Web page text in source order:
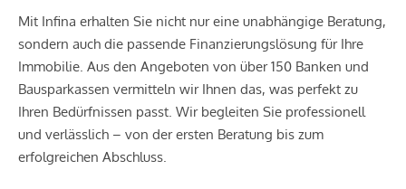
Mit Infina erhalten Sie nicht nur eine unabhängige Beratung,
sondern auch die passende Finanzierungslösung für Ihre
Immobilie. Aus den Angeboten von über 150 Banken und
Bausparkassen vermitteln wir Ihnen das, was perfekt zu
Ihren Bedürfnissen passt. Wir begleiten Sie professionell
und verlässlich – von der ersten Beratung bis zum
erfolgreichen Abschluss.